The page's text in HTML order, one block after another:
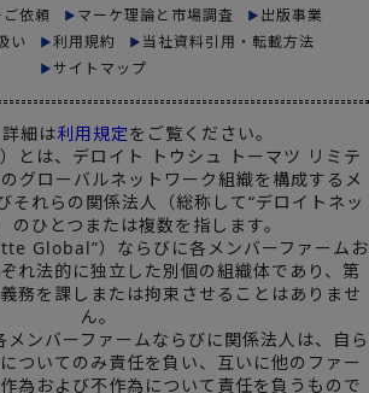
依頼
マーケ理論と市場調査
出版事業
い
利用規約
当社資料引用・転載方法
サイトマップ
細は利用規定をご覧ください。
とは、デロイト トウシュ トーマツ リミテ
グローバルネットワーク組織を構成するメ
それらの関係法人（総称して“デロイトネッ
のひとつまたは複数を指します。
Global”）ならびに各メンバーファームお
れ法的に独立した別個の組織体であり、第
務を課しまたは拘束させることはありませ
ん。
メンバーファームならびに関係法人は、自ら
ついてのみ責任を負い、互いに他のファー
為および不作為について責任を負うもので